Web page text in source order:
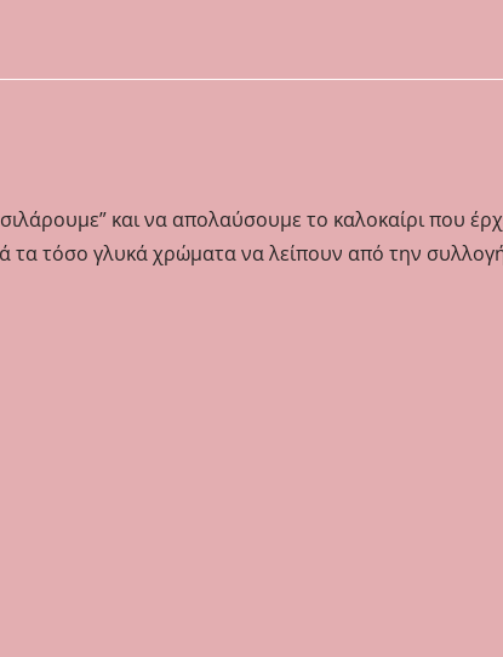
και να απολαύσουμε το καλοκαίρι που
τα τόσο γλυκά χρώματα να λείπουν από την